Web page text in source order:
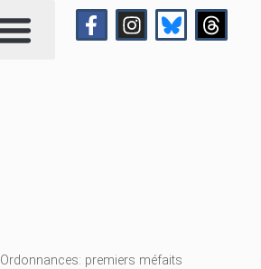
Ordonnances: premiers méfaits